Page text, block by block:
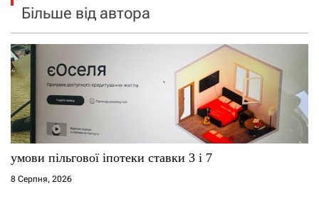
Більше від автора
умови пільгової іпотеки ставки 3 і 7
8 Серпня, 2026